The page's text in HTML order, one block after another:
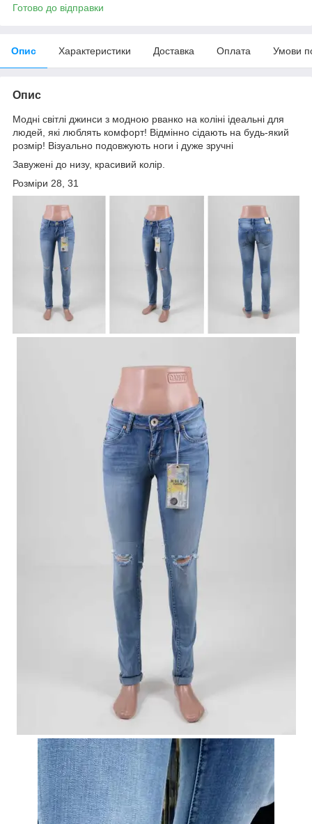
Готово до відправки
Опис Характеристики Доставка Оплата Умови
Опис
Модні світлі джинси з модною рванко на коліні ідеальні для
людей, які люблять комфорт! Відмінно сідають на будь-який
розмір! Візуально подовжують ноги і дуже зручні
Завужені до низу, красивий колір.
Розміри 28, 31